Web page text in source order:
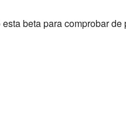
beta para comprobar